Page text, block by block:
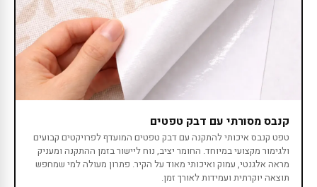
קנבס מסורתי עם דבק טפטים
טפט קנבס איכותי להתקנה עם דבק טפטים המועדף לפרויקטים קבועים
ולגימור מקצועי במיוחד. החומר יציב, נוח ליישור בזמן ההתקנה ומעניק
מראה אלגנטי, עמוק ואיכותי מאוד על הקיר. פתרון מעולה למי שמחפש
תוצאה יוקרתית ועמידות לאורך זמן.